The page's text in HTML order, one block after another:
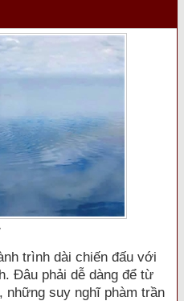
trình dài chiến đấu với
Đâu phải dễ dàng để từ
những suy nghĩ phàm trần